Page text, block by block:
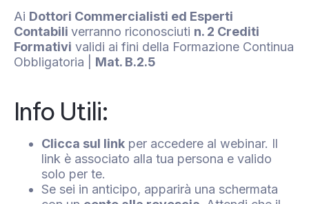
Ai Dottori Commercialisti ed Esperti
Contabili verranno riconosciuti n. 2 Crediti
Formativi validi ai fini della Formazione Continua
Obbligatoria | Mat. B.2.5
Info Utili:
Clicca sul link per accedere al webinar. Il
link è associato alla tua persona e valido
solo per te.
Se sei in anticipo, apparirà una schermata